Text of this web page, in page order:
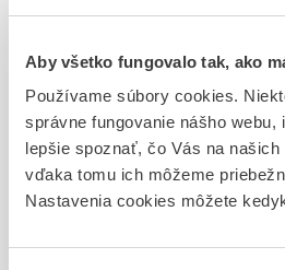
Aby všetko fungovalo tak, ako
Používame súbory cookies.
správne fungovanie nášho webu,
lepšie spoznať, čo Vás na
vďaka tomu ich môžeme
Nastavenia cookies môžete
plv por 60x3 g (vre.papier/PE)
Stav
D - Registrácia bez obmedzenia
Typ registračnej procedúry
Národná
Držiteľ, krajina